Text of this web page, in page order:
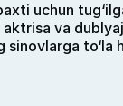
uchun
va
sinovlarga to‘la